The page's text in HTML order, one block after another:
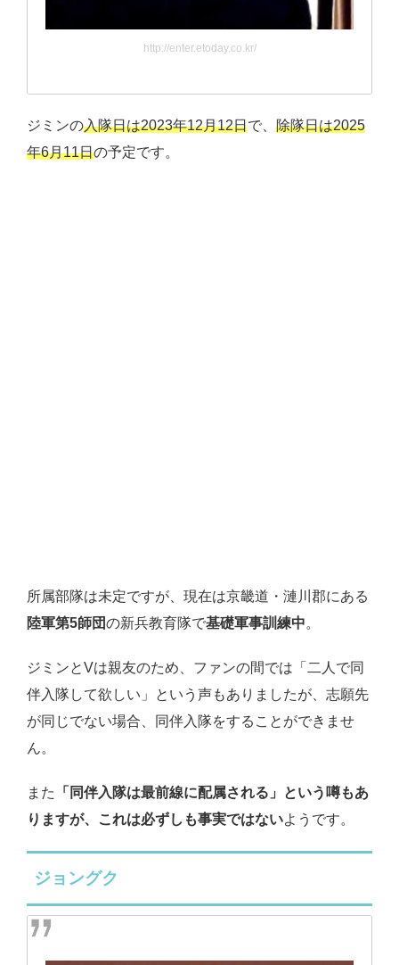
http://enter.etoday.co.kr/
ジミンの入隊日は2023年12月12日で、 除隊日は2025
年6月11日の予定です。
所属部隊は未定ですが、現在は京畿道・漣川郡にある
陸軍第5師団の新兵教育隊で基礎軍事訓練中。
ジミンとVは親友のため、ファンの間では「二人で同
伴入隊して欲しい」という声もありましたが、志願先
が同じでない場合、同伴入隊をすることができませ
ん。
また
「同伴入隊は最前線に配属される」という噂もあ
りますが、これは必ずしも事実ではないようです。
ジョングク